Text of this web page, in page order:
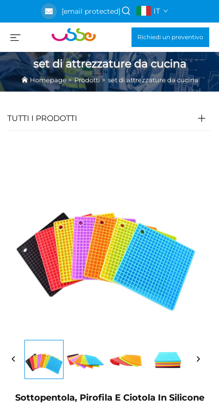
[email protected] IT
Richiedi un preventivo
set di attrezzature da cucina
Homepage>Prodotti> set di attrezzature da cucina
TUTTI I PRODOTTI
Sottopentola, Pirofila E Ciotola In Silicone